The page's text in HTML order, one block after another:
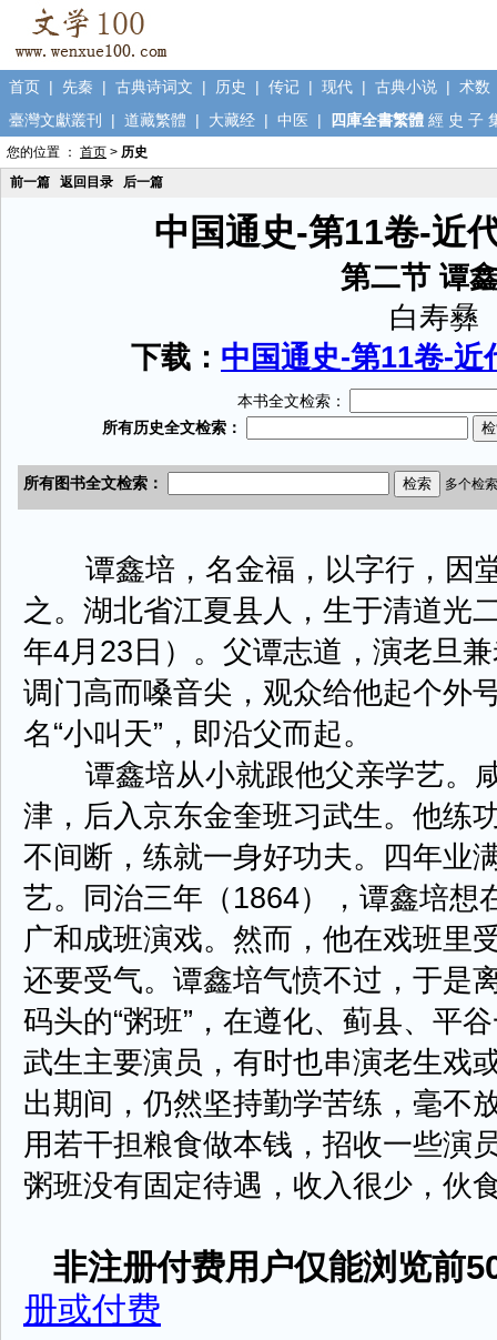
首页 | 先秦 | 古典诗词文 | 历史 | 传记 | 现代 | 古典小说 | 术数
臺灣文獻叢刊
| 道藏繁體 | 大藏经 | 中医 | 四庫全書繁體 經 史 子
您的位置 ： 首页 > 历史
前一篇
返回目录 后一篇
中国通史-第11卷-近
第二节 谭
白寿彝
下载： 中国通史-第11卷-
本书全文检索：
谭鑫培，名金福，以字行，因堂
之。湖北省江夏县人，生于清道光
年4月23日）。父谭志道，演老旦
调门高而嗓音尖，观众给他起个外
名“小叫天”，即沿父而起。
谭鑫培从小就跟他父亲学艺。
津，后入京东金奎班习武生。他练
不间断，练就一身好功夫。四年业
艺。同治三年（1864），谭鑫培想
广和成班演戏。然而，他在戏班里
还要受气。谭鑫培气愤不过，于是
码头的“粥班”，在遵化、蓟县、平
武生主要演员，有时也串演老生戏
出期间，仍然坚持勤学苦练，毫不
用若干担粮食做本钱，招收一些演
粥班没有固定待遇，收入很少，伙
非注册付费用户仅能浏览前
册或付费